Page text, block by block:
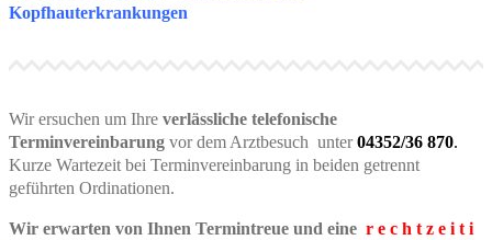
Kopfhauterkrankungen
Wir ersuchen um Ihre verlässliche telefonische
Terminvereinbarung vor dem Arztbesuch unter 04352/36 870.
Kurze Wartezeit bei Terminvereinbarung in beiden getrennt
geführten Ordinationen.
Wir erwarten von Ihnen Termintreue und eine r e c h t z e i t i